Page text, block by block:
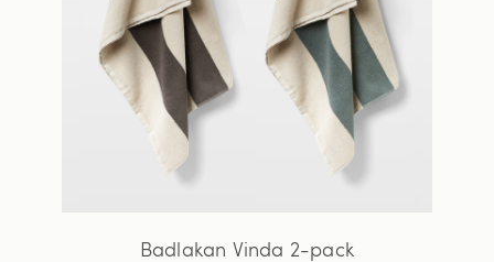
Badlakan Vinda 2-pack